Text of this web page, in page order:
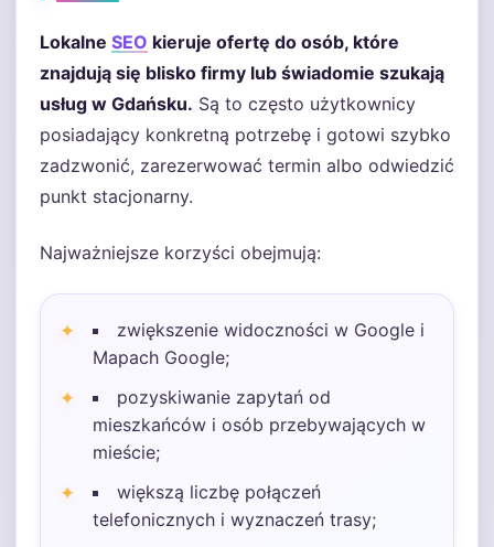
Lokalne SEO kieruje ofertę do osób, które
znajdują się blisko firmy lub świadomie szukają
usług w Gdańsku. Są to często użytkownicy
posiadający konkretną potrzebę i gotowi szybko
zadzwonić, zarezerwować termin albo odwiedzić
punkt stacjonarny.
Najważniejsze korzyści obejmują:
zwiększenie widoczności w Google i
Mapach Google;
pozyskiwanie zapytań od
mieszkańców i osób przebywających w
mieście;
większą liczbę połączeń
telefonicznych i wyznaczeń trasy;